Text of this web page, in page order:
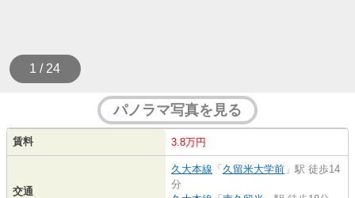
1 / 24
パノラマ写真を見る
賃料 3.8万円
交通
久大本線 「 久留米大学前 」駅 徒歩14
分